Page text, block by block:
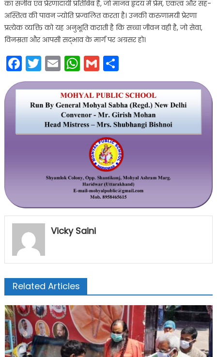
का सजीव एवं प्रेरणादायी प्रतिबिंब है, जो मानव हृदय में प्रेम, एकत्व और सह-
अस्तित्व की पावन ज्योति प्रज्वलित करता है। उनकी करुणामयी प्रेरणा
प्रत्येक व्यक्ति को यह अनुभूति कराती है कि सच्चा जीवन वही है, जो सेवा,
विनम्रता और आपसी सद्भाव के मार्ग पर अग्रसर हो।
Facebook
Twitter
EmailWhatsApp
GmailShare
Vicky Saini
Related Articles